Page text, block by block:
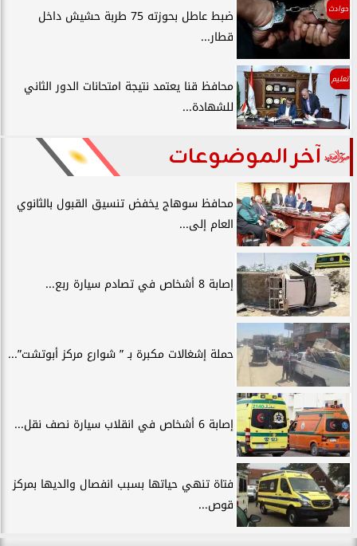
حوادث
ضبط عاطل بحوزته 75 طربة حشيش داخل
قطار...
تعليم
محافظ قنا يعتمد نتيجة امتحانات الدور الثاني
للشهادة...
آخر الموضوعات
محافظ سوهاج يخفض تنسيق القبول بالثانوي
العام إلى...
إصابة 8 أشخاص في تصادم سيارة ربع...
حملة إشغالات مكبرة بـ ” شوارع مركز أبوتشت”...
إصابة 6 أشخاص في انقلاب سيارة نصف نقل...
فتاة تنهي حياتها بسبب انفصال والديها بمركز
قوص...